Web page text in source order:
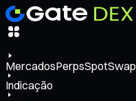
MercadosPerpsSpotSwap
Indicação